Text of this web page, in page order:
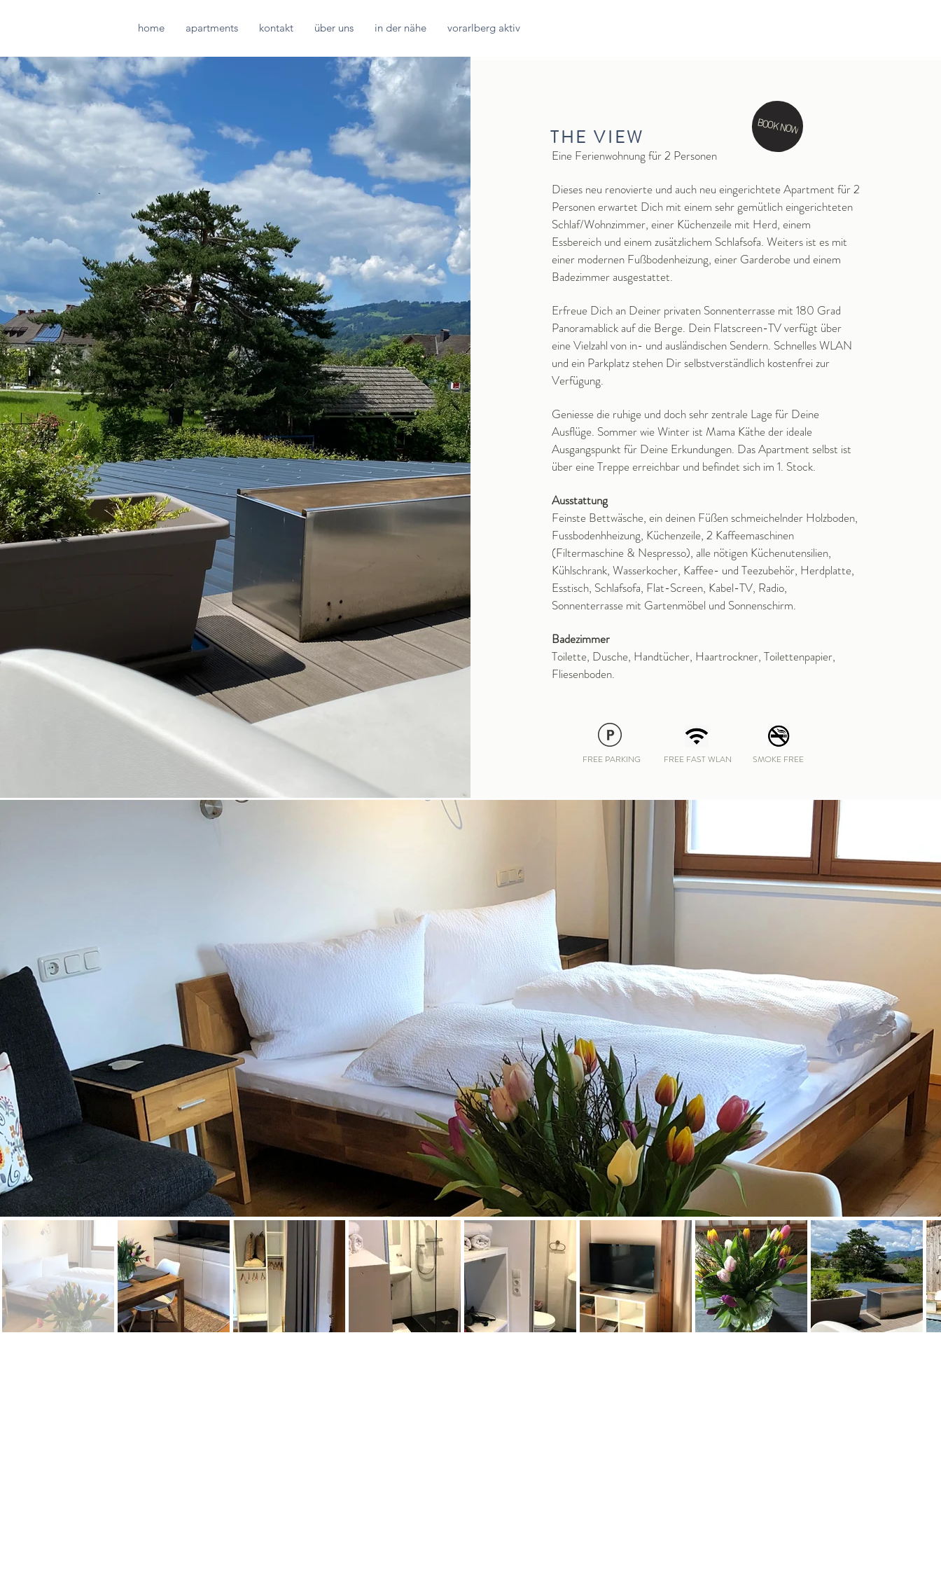
home apartments kontakt über uns in der nähe vorarlberg aktiv
THE VIEW
Eine Ferienwohnung für 2 Personen
Dieses neu renovierte und auch neu eingerichtete Apartment für 2
Personen erwartet Dich mit einem sehr gemütlich eingerichteten
Schlaf/Wohnzimmer, einer Küchenzeile mit Herd, einem
Essbereich und einem zusätzlichem Schlafsofa. Weiters ist es mit
einer modernen Fußbodenheizung, einer Garderobe und einem
Badezimmer ausgestattet.
Erfreue Dich an Deiner privaten Sonnenterrasse mit 180 Grad
Panoramablick auf die Berge. Dein Flatscreen-TV verfügt über
eine Vielzahl von in- und ausländischen Sendern. Schnelles WLAN
und ein Parkplatz stehen Dir selbstverständlich kostenfrei zur
Verfügung.
Geniesse die ruhige und doch sehr zentrale Lage für Deine
Ausflüge. Sommer wie Winter ist Mama Käthe der ideale
Ausgangspunkt für Deine Erkundungen. Das Apartment selbst ist
über eine Treppe erreichbar und befindet sich im 1. Stock.
Ausstattung
Feinste Bettwäsche, ein deinen Füßen schmeichelnder Holzboden,
Fussbodenhheizung, Küchenzeile, 2 Kaffeemaschinen
(Filtermaschine & Nespresso), alle nötigen Küchenutensilien,
Kühlschrank, Wasserkocher, Kaffee- und Teezubehör, Herdplatte,
Esstisch, Schlafsofa, Flat-Screen, Kabel-TV, Radio,
Sonnenterrasse mit Gartenmöbel und Sonnenschirm.
Badezimmer
Toilette, Dusche, Handtücher, Haartrockner, Toilettenpapier,
Fliesenboden.
BOOK NOW
FREE PARKING FREE FAST WLAN SMOKE FREE